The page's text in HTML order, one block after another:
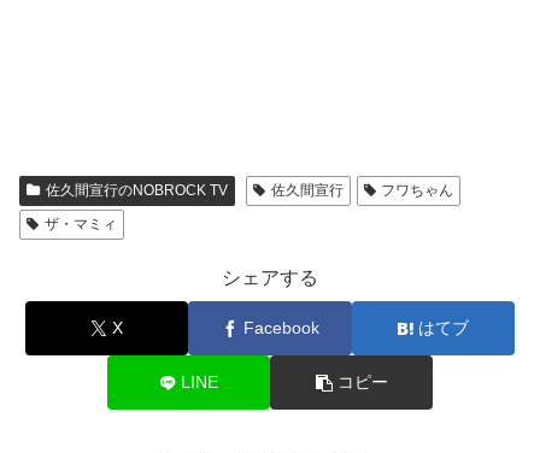
佐久間宣行のNOBROCK TV 佐久間宣行
フワちゃん
ザ・マミィ
シェアする
X Facebook はてブ
LINE コピー